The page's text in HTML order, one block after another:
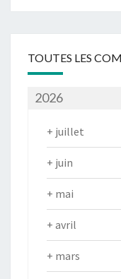
TOUTES LES
2026
+ juillet
+ juin
+ mai
+ avril
+ mars